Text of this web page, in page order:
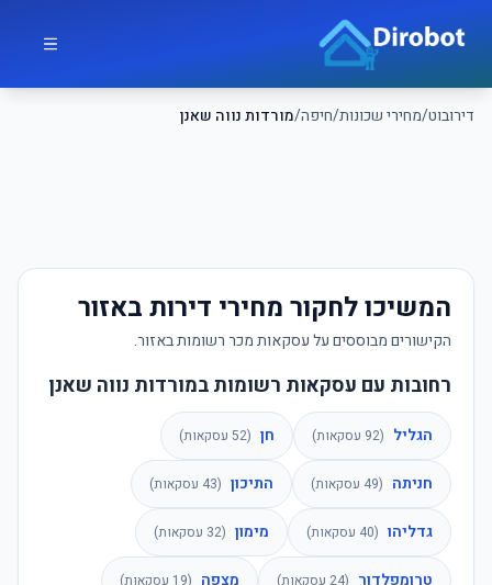
דירובוט/מחירי שכונות/חיפה/מורדות נווה שאנן
דירובוט
המשיכו לחקור מחירי דירות באזור
הקישורים מבוססים על עסקאות מכר רשומות באזור.
רחובות עם עסקאות רשומות במורדות נווה שאנן
הגליל (
92 עסקאות) חן (
52 עסקאות)
חניתה (
49 עסקאות) התיכון (
43 עסקאות)
גדליהו (
40 עסקאות) מימון (
32 עסקאות)
טרומפלדור (
24 עסקאות) מצפה (
19 עסקאות)